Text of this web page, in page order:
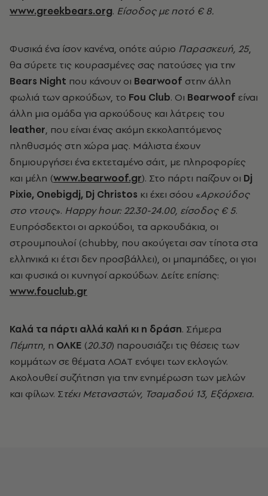
www.greekbears.org. Είσοδος με ποτό € 8.
Φυσικά ένα ίσον κανένα, οπότε αύριο Παρασκευή, 25,
θα σύρετε τις κουρασμένες σας πατούσες για την
Bears Night που κάνουν οι Bearwoof στην άλλη
φωλιά των αρκούδων, το Fou Club. Οι Bearwoof είναι
άλλη μια ομάδα για αρκούδους και λάτρεις του
leather, που είναι ένας ακόμη εκκολαπτόμενος
πληθυσμός στη χώρα μας. Μάλιστα έχουν
δημιουργήσει ένα εκτεταμένο σάιτ, με πληροφορίες
και μέλη (www.bearwoof.gr). Στο πάρτι παίζουν οι Dj
Pixie, Onebigdj, Dj Christos κι έχει σόου «Αρκούδος
στο ντους». Happy hour: 22.30-24.00, είσοδος € 5.
Ευπρόσδεκτοι οι αρκούδοι, τα αρκουδάκια, οι
στρουμπουλοί (chubby, που ακούγεται σαν τίποτα στα
ελληνικά κι έτσι δεν προσβάλλει), οι μπαμπάδες, οι γιοι
και φυσικά οι κυνηγοί αρκούδων. Δείτε επίσης:
www.fouclub.gr
Καλά τα πάρτι αλλά καλή κι η δράση. Σήμερα
Πέμπτη, η ΟΛΚΕ (20.30) παρουσιάζει τις θέσεις των
κομμάτων σε θέματα ΛΟΑΤ ενόψει των εκλογών.
Ακολουθεί συζήτηση για την ενημέρωση των μελών
και φίλων. Στέκι Μεταναστών, Τσαμαδού 13, Εξάρχεια.